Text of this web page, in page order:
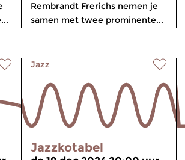
Rembrandt Frerichs nemen je
samen met twee prominente...
Jazz
Jazzkotabel